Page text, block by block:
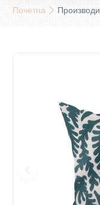
Почетна Производи